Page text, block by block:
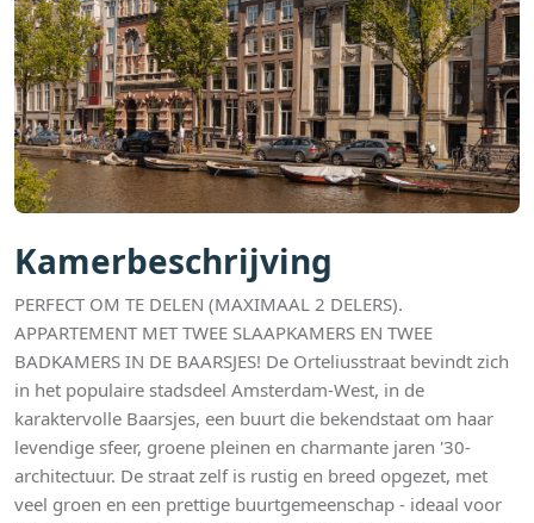
Kamerbeschrijving
PERFECT OM TE DELEN (MAXIMAAL 2 DELERS).
APPARTEMENT MET TWEE SLAAPKAMERS EN TWEE
BADKAMERS IN DE BAARSJES! De Orteliusstraat bevindt zich
in het populaire stadsdeel Amsterdam-West, in de
karaktervolle Baarsjes, een buurt die bekendstaat om haar
levendige sfeer, groene pleinen en charmante jaren '30-
architectuur. De straat zelf is rustig en breed opgezet, met
veel groen en een prettige buurtgemeenschap - ideaal voor